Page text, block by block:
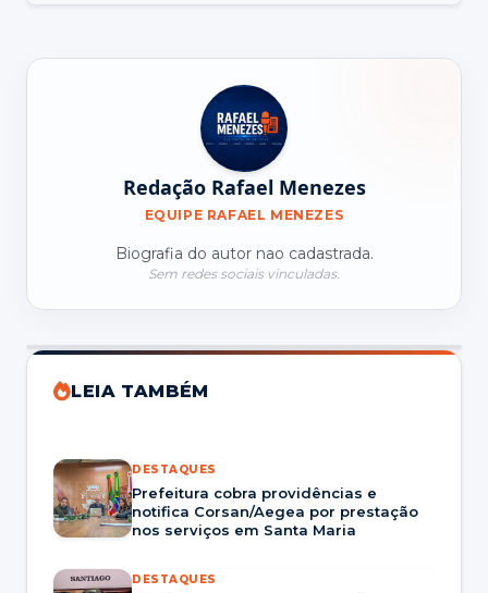
Redação Rafael Menezes
EQUIPE RAFAEL MENEZES
Biografia do autor nao cadastrada.
Sem redes sociais vinculadas.
LEIA TAMBÉM
DESTAQUES
Prefeitura cobra providências e
notifica Corsan/Aegea por prestação
nos serviços em Santa Maria
DESTAQUES